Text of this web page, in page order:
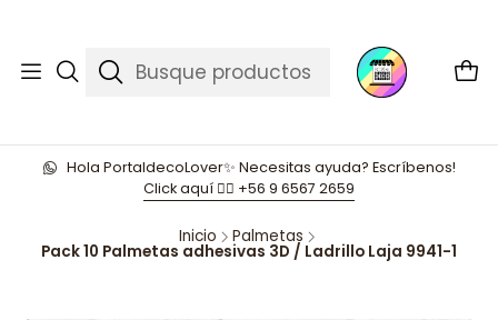
Hola PortaldecoLover✨ Necesitas ayuda? Escríbenos!
Click aquí 👉🏼 +56 9 6567 2659
Inicio Palmetas
Pack 10 Palmetas adhesivas 3D / Ladrillo Laja 9941-1